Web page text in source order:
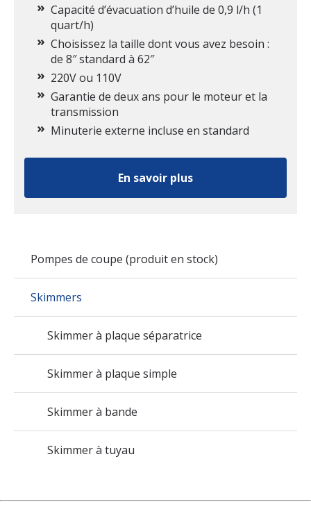
Capacité d’évacuation d’huile de 0,9 l/h (1
quart/h)
Choisissez la taille dont vous avez besoin :
de 8″ standard à 62″
220V ou 110V
Garantie de deux ans pour le moteur et la
transmission
Minuterie externe incluse en standard
En savoir plus
Pompes de coupe (produit en stock)
Skimmers
Skimmer à plaque séparatrice
Skimmer à plaque simple
Skimmer à bande
Skimmer à tuyau